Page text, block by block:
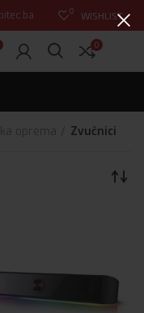
0 WISHLIST
0
Zvučnici